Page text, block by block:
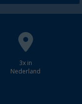
3x in
Nederland